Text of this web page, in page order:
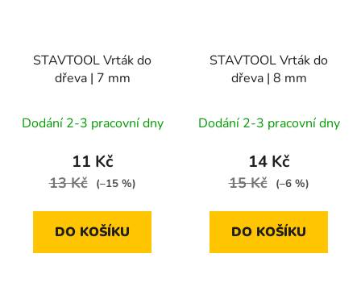
STAVTOOL Vrták do
dřeva | 7 mm
Dodání 2-3 pracovní dny
11 Kč
13 Kč (–15 %)
DO KOŠÍKU
STAVTOOL Vrták do
dřeva | 8 mm
Dodání 2-3 pracovní dny
14 Kč
15 Kč (–6 %)
DO KOŠÍKU